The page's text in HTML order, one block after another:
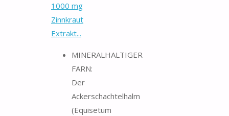
1000 mg
Zinnkraut
Extrakt...
MINERALHALTIGER
FARN:
Der
Ackerschachtelhalm
(Equisetum